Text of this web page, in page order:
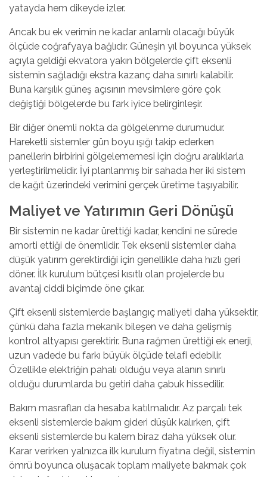
yatayda hem dikeyde izler.
Ancak bu ek verimin ne kadar anlamlı olacağı büyük
ölçüde coğrafyaya bağlıdır. Güneşin yıl boyunca yüksek
açıyla geldiği ekvatora yakın bölgelerde çift eksenli
sistemin sağladığı ekstra kazanç daha sınırlı kalabilir.
Buna karşılık güneş açısının mevsimlere göre çok
değiştiği bölgelerde bu fark iyice belirginleşir.
Bir diğer önemli nokta da gölgelenme durumudur.
Hareketli sistemler gün boyu ışığı takip ederken
panellerin birbirini gölgelememesi için doğru aralıklarla
yerleştirilmelidir. İyi planlanmış bir sahada her iki sistem
de kağıt üzerindeki verimini gerçek üretime taşıyabilir.
Maliyet ve Yatırımın Geri Dönüşü
Bir sistemin ne kadar ürettiği kadar, kendini ne sürede
amorti ettiği de önemlidir. Tek eksenli sistemler daha
düşük yatırım gerektirdiği için genellikle daha hızlı geri
döner. İlk kurulum bütçesi kısıtlı olan projelerde bu
avantaj ciddi biçimde öne çıkar.
Çift eksenli sistemlerde başlangıç maliyeti daha yüksektir,
çünkü daha fazla mekanik bileşen ve daha gelişmiş
kontrol altyapısı gerektirir. Buna rağmen ürettiği ek enerji,
uzun vadede bu farkı büyük ölçüde telafi edebilir.
Özellikle elektriğin pahalı olduğu veya alanın sınırlı
olduğu durumlarda bu getiri daha çabuk hissedilir.
Bakım masrafları da hesaba katılmalıdır. Az parçalı tek
eksenli sistemlerde bakım gideri düşük kalırken, çift
eksenli sistemlerde bu kalem biraz daha yüksek olur.
Karar verirken yalnızca ilk kurulum fiyatına değil, sistemin
ömrü boyunca oluşacak toplam maliyete bakmak çok